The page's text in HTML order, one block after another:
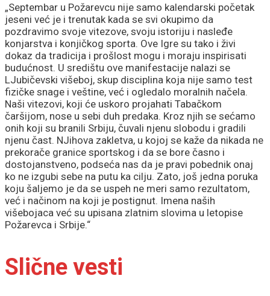
„Septembar u Požarevcu nije samo kalendarski početak
jeseni već je i trenutak kada se svi okupimo da
pozdravimo svoje vitezove, svoju istoriju i nasleđe
konjarstva i konjičkog sporta. Ove Igre su tako i živi
dokaz da tradicija i prošlost mogu i moraju inspirisati
budućnost. U središtu ove manifestacije nalazi se
LJubičevski višeboj, skup disciplina koja nije samo test
fizičke snage i veštine, već i ogledalo moralnih načela.
Naši vitezovi, koji će uskoro projahati Tabačkom
čaršijom, nose u sebi duh predaka. Kroz njih se sećamo
onih koji su branili Srbiju, čuvali njenu slobodu i gradili
njenu čast. NJihova zakletva, u kojoj se kaže da nikada ne
prekorače granice sportskog i da se bore časno i
dostojanstveno, podseća nas da je pravi pobednik onaj
ko ne izgubi sebe na putu ka cilju. Zato, još jedna poruka
koju šaljemo je da se uspeh ne meri samo rezultatom,
već i načinom na koji je postignut. Imena naših
višebojaca već su upisana zlatnim slovima u letopise
Požarevca i Srbije.“
Slične vesti